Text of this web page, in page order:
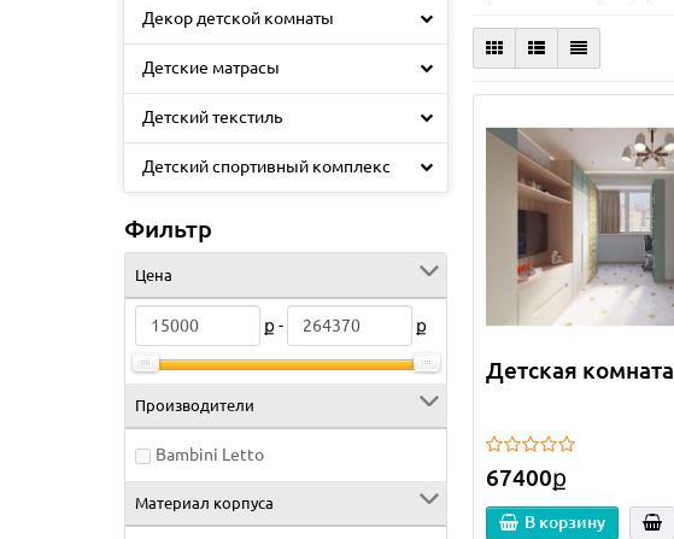
Декор детской комнаты
Детские матрасы
Детский текстиль
Детский спортивный комплекс
Фильтр
Цена
ք - ք
Производители
Bambini Letto
Материал корпуса
Детская комната
67400ք
В корзину